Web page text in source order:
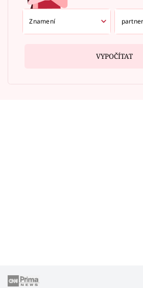
VYPOČÍTAT